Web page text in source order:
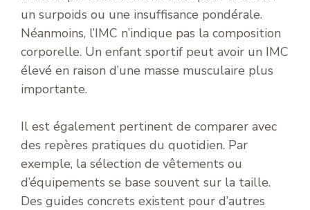
un surpoids ou une insuffisance pondérale.
Néanmoins, l’IMC n’indique pas la composition
corporelle. Un enfant sportif peut avoir un IMC
élevé en raison d’une masse musculaire plus
importante.
Il est également pertinent de comparer avec
des repères pratiques du quotidien. Par
exemple, la sélection de vêtements ou
d’équipements se base souvent sur la taille.
Des guides concrets existent pour d’autres